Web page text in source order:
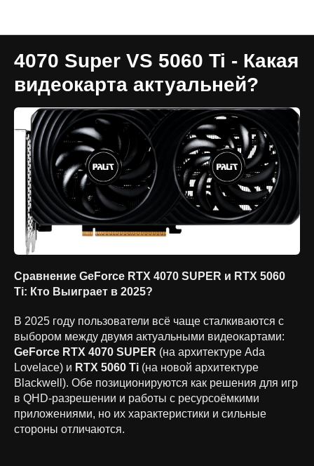
4070 Super VS 5060 Ti - Какая
видеокарта актуальней?
Сравнение GeForce RTX 4070 SUPER и RTX 5060
Ti: Кто Выиграет в 2025?
В 2025 году пользователи всё чаще сталкиваются с
выбором между двумя актуальными видеокартами:
GeForce RTX 4070 SUPER (на архитектуре Ada
Lovelace) и RTX 5060 Ti (на новой архитектуре
Blackwell). Обе позиционируются как решения для игр
в QHD-разрешении и работы с ресурсоёмкими
приложениями, но их характеристики и сильные
стороны отличаются.